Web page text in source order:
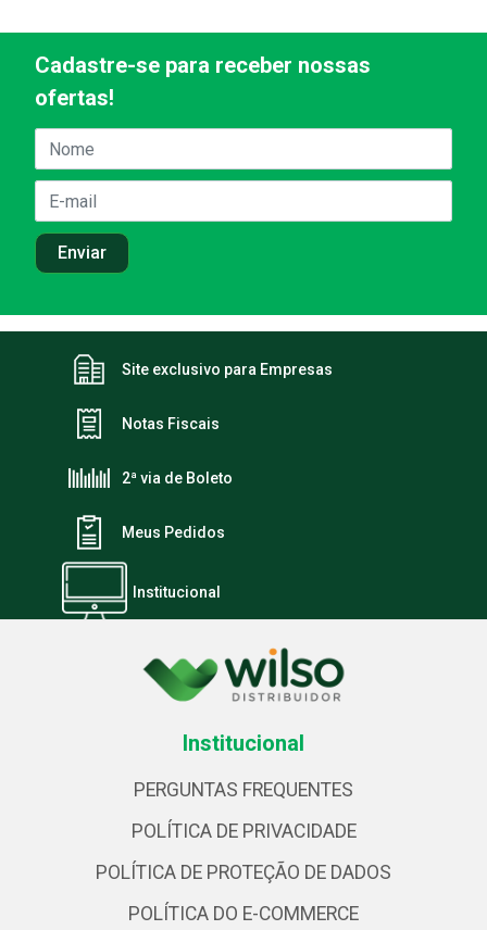
Cadastre-se para receber nossas
ofertas!
Site exclusivo para Empresas
Notas Fiscais
2ª via de Boleto
Meus Pedidos
Institucional
Institucional
PERGUNTAS FREQUENTES
POLÍTICA DE PRIVACIDADE
POLÍTICA DE PROTEÇÃO DE DADOS
POLÍTICA DO E-COMMERCE